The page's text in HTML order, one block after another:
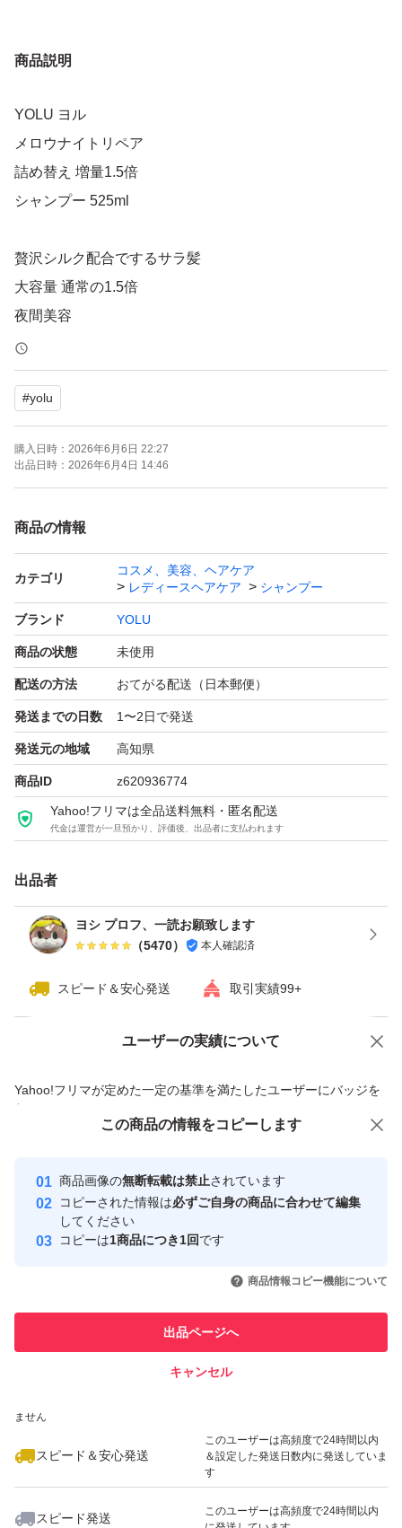
商品説明
YOLU ヨル
メロウナイトリペア
詰め替え 増量1.5倍
シャンプー 525ml
贅沢シルク配合でするサラ髪
大容量 通常の1.5倍
夜間美容
夜間美容で、指通りの良いするサラ髪へ
髪の内側から毛先まで濃密集中補修［スムースナイトリペ
ア処方］
トリプルシルク
3種類のシルクが毛髪の内側まで浸透補修
カシミヤケラチン
髪1本1本をコーティング補修し指通りの良い髪へ
睡眠中の摩擦ダメージから髪を守るナイトキャップセラム
髪をコーティングして睡眠中の摩擦を軽減し髪を保護
地肌の乾燥をケア 夜間美容エキス配合
クロノシャルディ
チャボトケイソウエキス
キメ細かい濃密なシルク泡
安らぎたい夜に
ジャスミン＆フィグリーフの香り
送料無料 匿名配送
簡易梱包になります。
新品未開封ですが、店頭商品のためパッケージのスレ、小
上記ご理解いただけない方、神経質な方や完璧をお求めの
方評価が厳しい方はご遠慮下さい。
簡易梱包が気になされる方はプラス料金にて承ります。
(コメントメッセージから)
必読 上記全て記載してますので、評価を下げられる方は
#yolu
購入日時： 2026年6月6日 22:27
出品日時： 2026年6月4日 14:46
商品の情報
カテゴリ
コスメ、美容、ヘアケア
レディースヘアケア
シャンプー
ブランド YOLU
商品の状態 未使用
配送の方法 おてがる配送（日本郵便）
発送までの日数 1〜2日で発送
発送元の地域 高知県
商品ID z620936774
Yahoo!フリマは全品送料無料・匿名配送
代金は運営が一旦預かり、評価後、出品者に支払われます
出品者
ヨシ プロフ、一読お願致します
（5470） 本人確認済
スピード＆安心発送 取引実績99+
ユーザーの実績について
Yahoo!フリマが定めた一定の基準を満たしたユーザーにバッジを
付与しています
安心取引出品者
心・安全なユーザーです
取引実績
引を完了させた実績があります
での取引実績があります
ません
スピード＆安心発送
このユーザーは高頻度で24時間以内
＆設定した発送日数内に発送していま
す
スピード発送
このユーザーは高頻度で24時間以内
価格の相談 商品への質問
この商品の情報をコピーします
商品画像の無断転載は禁止されています
コピーされた情報は必ずご自身の商品に合わせて編集
してください
コピーは1商品につき1回です
商品情報コピー機能について
出品ページへ
キャンセル
この商品をみている人にオススメ